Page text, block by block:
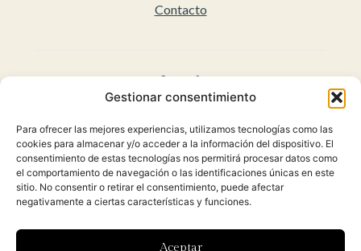
Gestionar consentimiento
Para ofrecer las mejores experiencias, utilizamos tecnologías como las
cookies para almacenar y/o acceder a la información del dispositivo. El
consentimiento de estas tecnologías nos permitirá procesar datos como
el comportamiento de navegación o las identificaciones únicas en este
sitio. No consentir o retirar el consentimiento, puede afectar
negativamente a ciertas características y funciones.
Aceptar
Contacto
Legal
Accesibilidad
Políticas de privacidad
Política de cookies (UE)
Condiciones Generales para la venta Online